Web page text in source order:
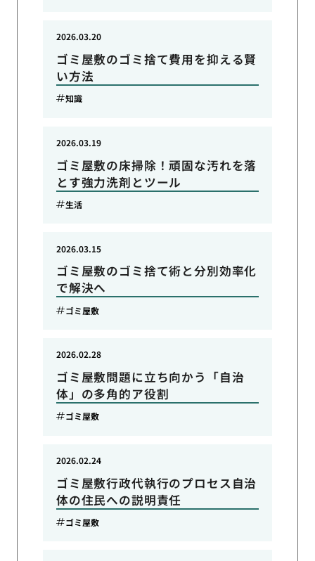
ゴミ屋敷のゴミ捨て費用を抑える賢
い方法
2026.03.20
知識
ゴミ屋敷の床掃除！頑固な汚れを落
とす強力洗剤とツール
2026.03.19
生活
ゴミ屋敷のゴミ捨て術と分別効率化
で解決へ
2026.03.15
ゴミ屋敷
ゴミ屋敷問題に立ち向かう「自治
体」の多角的ア役割
2026.02.28
ゴミ屋敷
ゴミ屋敷行政代執行のプロセス自治
体の住民への説明責任
2026.02.24
ゴミ屋敷